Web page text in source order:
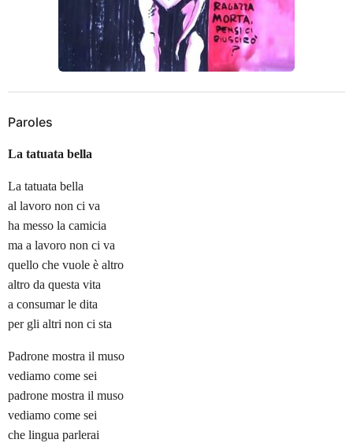
Paroles
La tatuata bella
La tatuata bella
al lavoro non ci va
ha messo la camicia
ma a lavoro non ci va
quello che vuole è altro
altro da questa vita
a consumar le dita
per gli altri non ci sta
Padrone mostra il muso
vediamo come sei
padrone mostra il muso
vediamo come sei
che lingua parlerai